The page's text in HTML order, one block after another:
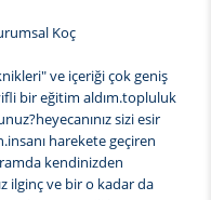
Koç
ve içeriği çok geniş
bir eğitim aldım.topluluk
sizi esir
harekete geçiren
kendinizden
ilginç ve bir o kadar da